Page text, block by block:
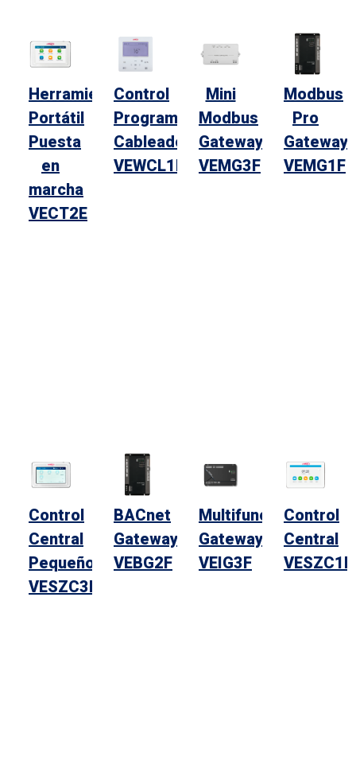
Herramienta
Portátil
Puesta
en
marcha
VECT2E
Control
Programable
Cableado
VEWCL1E
Mini
Modbus
Gateway
VEMG3F
Modbus
Pro
Gateway
VEMG1F
Control
Central
Pequeño
VESZC3D
BACnet
Gateway
VEBG2F
Multifuncional
Gateway
VEIG3F
Control
Central
VESZC1D